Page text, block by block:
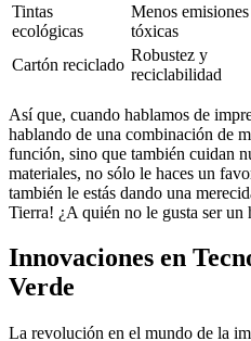
Tintas
ecológicas
Menos emisiones
tóxicas
Cartón reciclado
Robustez y
reciclabilidad
Así que, cuando hablamos de
hablando de una combinación de
función, sino que también cuidan
materiales, no sólo le haces un
también le estás dando una
Tierra! ¿A quién no le gusta ser un
Innovaciones en
Verde
La revolución en el mundo de la